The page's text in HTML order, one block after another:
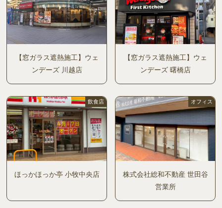
【窓ガラス遮熱施工】ウェ
ンデーズ 川越店
【窓ガラス遮熱施工】ウェ
ンデーズ 曙橋店
飲食店
ほっかほっか亭 小牧中央店
オフィス
株式会社総和不動産 世田谷
営業所